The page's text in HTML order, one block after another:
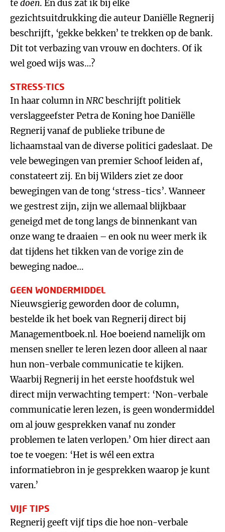
tedoen. En dus zat ik bij elke
gezichtsuitdrukking die auteur Daniëlle Regnerij
beschrijft, ‘gekke bekken’ te trekken op de bank.
Dit tot verbazing van vrouw en dochters. Of ik
wel goed wijs was…?
STRESS-TICS
In haar column inNRCbeschrijft politiek
verslaggeefster Petra de Koning hoe Daniëlle
Regnerij vanaf de publieke tribune de
lichaamstaal van de diverse politici gadeslaat. De
vele bewegingen van premier Schoof leiden af,
constateert zij. En bij Wilders ziet ze door
bewegingen van de tong ‘stress-tics’. Wanneer
we gestrest zijn, zijn we allemaal blijkbaar
geneigd met de tong langs de binnenkant van
onze wang te draaien – en ook nu weer merk ik
dat tijdens het tikken van de vorige zin de
beweging nadoe…
GEEN WONDERMIDDEL
Nieuwsgierig geworden door de column,
bestelde ik het boek van Regnerij direct bij
Managementboek.nl. Hoe boeiend namelijk om
mensen sneller te leren lezen door alleen al naar
hun non-verbale communicatie te kijken.
Waarbij Regnerij in het eerste hoofdstuk wel
direct mijn verwachting tempert: ‘Non-verbale
communicatie leren lezen, is geen wondermiddel
om al jouw gesprekken vanaf nu zonder
problemen te laten verlopen.’ Om hier direct aan
toe te voegen: ‘Het is wél een extra
informatiebron in je gesprekken waarop je kunt
varen.’
VIJF TIPS
Regnerij geeft vijf tips die hoe non-verbale